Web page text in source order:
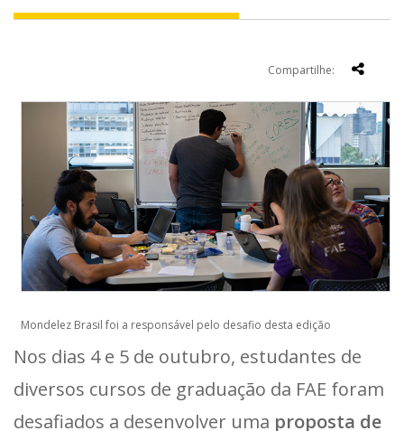
Compartilhe:
Mondelez Brasil foi a responsável pelo desafio desta edição
Nos dias 4 e 5 de outubro, estudantes de
diversos cursos de graduação da FAE foram
desafiados a desenvolver uma proposta de